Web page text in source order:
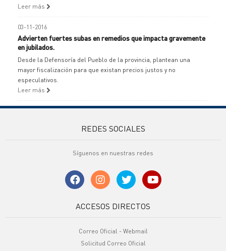
Leer más
03-11-2016
Advierten fuertes subas en remedios que impacta gravemente
en jubilados.
Desde la Defensoría del Pueblo de la provincia, plantean una
mayor fiscalización para que existan precios justos y no
especulativos.
Leer más
REDES SOCIALES
Síguenos en nuestras redes
ACCESOS DIRECTOS
Correo Oficial - Webmail
Solicitud Correo Oficial